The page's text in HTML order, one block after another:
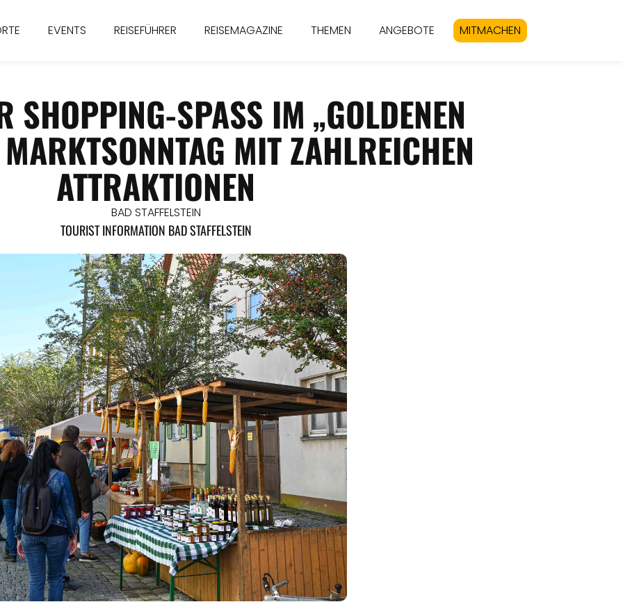
EVENTS REISEFÜHRER REISEMAGAZINE THEMEN ANGEBOTE MITMACHEN
SHOPPING-SPASS IM „GOLDENEN O
MIT ZAHLREICHEN A
TTRAKTIONEN
BAD STAFFELSTEIN
TOURIST INFORMATION BAD STAFFELSTEIN